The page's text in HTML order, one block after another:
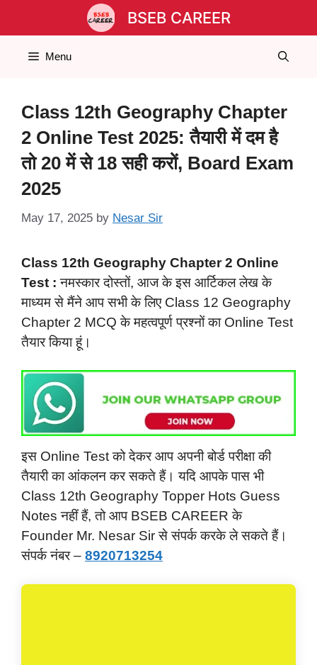
BSEB CAREER
Menu
Class 12th Geography Chapter
2 Online Test 2025: तैयारी में दम है
तो 20 में से 18 सही करों, Board Exam
2025
May 17, 2025 by Nesar Sir
Class 12th Geography Chapter 2 Online
Test :नमस्कार दोस्तों, आज के इस आर्टिकल लेख के
माध्यम से मैंने आप सभी के लिए Class 12 Geography
Chapter 2 MCQ के महत्वपूर्ण प्रश्नों का Online Test
तैयार किया हूं।
इस Online Test को देकर आप अपनी बोर्ड परीक्षा की
तैयारी का आंकलन कर सकते हैं। यदि आपके पास भी
Class 12th Geography Topper Hots Guess
Notes नहीं हैं, तो आप BSEB CAREER के
Founder Mr. Nesar Sir से संपर्क करके ले सकते हैं।
संपर्क नंबर – 8920713254